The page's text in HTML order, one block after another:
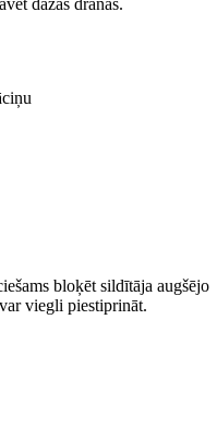
dažas drānas.
bloķēt sildītāja augšējo
viegli piestiprināt.